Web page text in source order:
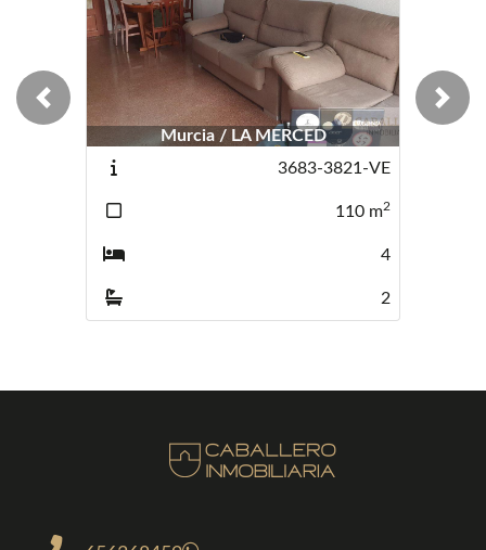
Murcia / LA MERCED
3683-3821-VE
110m2
Murcia / Librilla
Previous Next